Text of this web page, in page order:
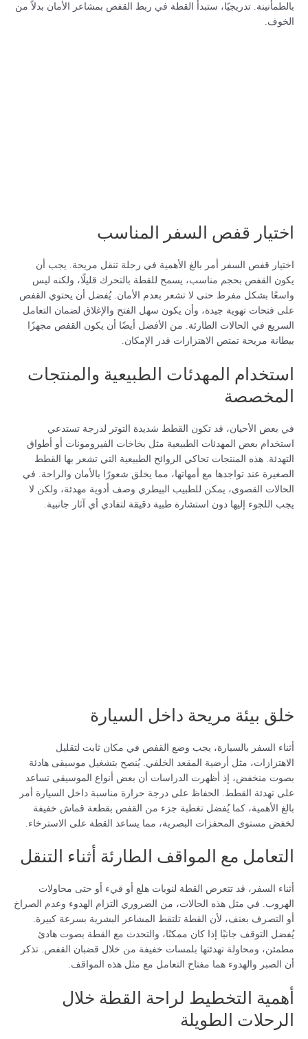
بالطمأنينة. تدريجيًا، ستبدأ القطة في ربط القفص بمشاعر الأمان بدلاً من
الخوف.
اختيار قفص السفر المناسب
اختيار قفص السفر أمر بالغ الأهمية في رحلة تنقل مريحة. يجب أن
يكون القفص بحجم مناسب، يسمح للقطة بالتحرك قليلًا، ولكنه ليس
واسعًا بشكل مفرط حتى لا تشعر بعدم الأمان. يُفضل أن يحتوي القفص
على فتحات تهوية جيدة، وأن يكون سهل الفتح والإغلاق لضمان التعامل
السريع في الحالات الطارئة. من الأفضل أيضًا أن يكون القفص مجهزًا
ببطانة مريحة تمتص الاهتزازات قدر الإمكان.
استخدام المهدئات الطبيعية والمنتجات
المخصصة
في بعض الأحيان، قد تكون القطط شديدة التوتر لدرجة تستدعي
استخدام بعض المهدئات الطبيعية مثل بخاخات الفيرومونات أو أطواق
التهدئة. هذه المنتجات تحاكي الروائح الطبيعية التي تشعر بها القطط
الصغيرة عند تواجدها مع أمهاتها، مما يخلق شعورًا بالأمان والراحة. في
الحالات القصوى، يمكن للطبيب البيطري وصف أدوية مهدئة، ولكن لا
يجب اللجوء إليها دون استشارة طبية دقيقة لتفادي أي آثار جانبية.
خلق بيئة مريحة داخل السيارة
أثناء السفر بالسيارة، يجب وضع القفص في مكان ثابت لتقليل
الاهتزازات، مثل أرضية المقعد الخلفي. يُنصح بتشغيل موسيقى هادئة
بصوت منخفض، إذ أظهرت الدراسات أن بعض أنواع الموسيقى تساعد
على تهدئة القطط. الحفاظ على درجة حرارة مناسبة داخل السيارة أمر
بالغ الأهمية، كما يُفضل تغطية جزء من القفص بقطعة قماش خفيفة
لخفض مستوى المحفزات البصرية، مما يساعد القطة على الاسترخاء.
التعامل مع المواقف الطارئة أثناء التنقل
أثناء السفر، قد تتعرض القطة لنوبات هلع أو قيء أو حتى محاولات
الهروب. في مثل هذه الحالات، من الضروري التزام الهدوء وعدم الصراخ
أو التصرف بعنف، لأن القطة تلتقط المشاعر البشرية بسرعة كبيرة.
يُفضل التوقف جانبًا إذا كان ممكنًا، والتحدث مع القطة بصوت هادئ
مطمئن، ومحاولة تهدئتها بلمسات خفيفة من خلال قضبان القفص. تذكر
أن الصبر والهدوء هما مفتاح التعامل مع مثل هذه المواقف.
أهمية التخطيط لراحة القطة خلال
الرحلات الطويلة